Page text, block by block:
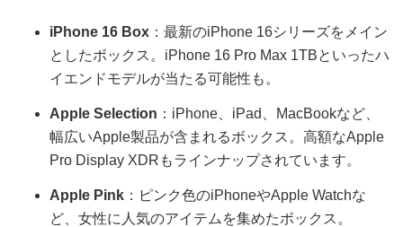
iPhone 16 Box ：最新のiPhone 16シリーズをメイン
としたボックス。iPhone 16 Pro Max 1TBといったハ
イエンドモデルが当たる可能性も。
Apple Selection ：iPhone、iPad、MacBookなど、
幅広いApple製品が含まれるボックス。高額なApple
Pro Display XDRもラインナップされています。
Apple Pink ：ピンク色のiPhoneやApple Watchな
ど、女性に人気のアイテムを集めたボックス。